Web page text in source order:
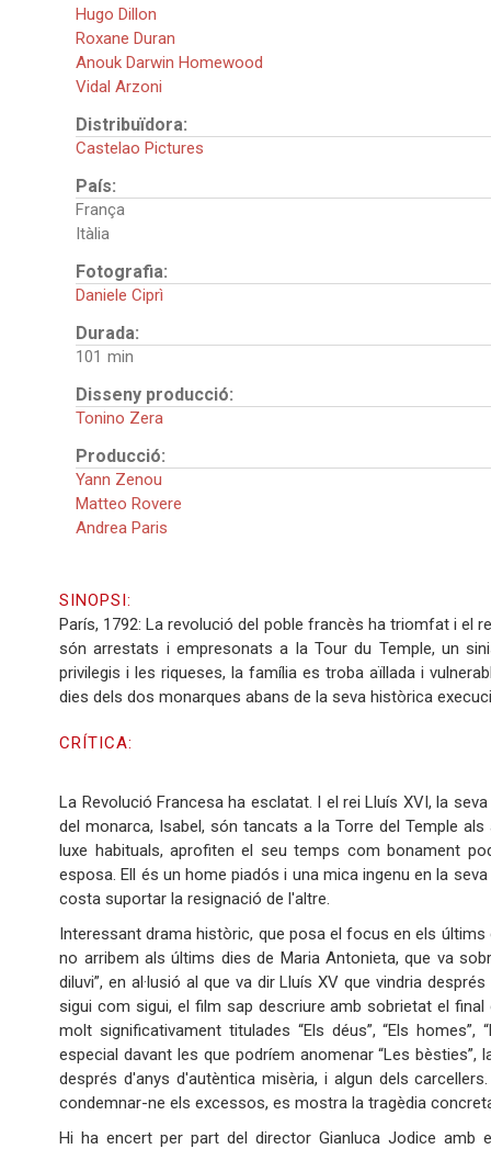
Hugo Dillon
Roxane Duran
Anouk Darwin Homewood
Vidal Arzoni
Distribuïdora:
Castelao Pictures
País:
França
Itàlia
Fotografia:
Daniele Ciprì
Durada:
101
Disseny producció:
Tonino Zera
Producció:
Yann Zenou
Matteo Rovere
Andrea Paris
SINOPSI:
París, 1792: La revolució del poble francès ha triomfat i el
són arrestats i empresonats a la Tour du Temple, un
privilegis i les riqueses, la família es troba aïllada i
dies dels dos monarques abans de la seva històrica
CRÍTICA:
La Revolució Francesa ha esclatat. I el rei Lluís XVI, la
del monarca, Isabel, són tancats a la Torre del Temple
luxe habituals, aprofiten el seu temps com bonament
esposa. Ell és un home piadós i una mica ingenu en la
costa suportar la resignació de l'altre.
Interessant drama històric, que posa el focus en els
no arribem als últims dies de Maria Antonieta, que va
diluvi”, en al·lusió al que va dir Lluís XV que vindria
sigui com sigui, el film sap descriure amb sobrietat el
molt significativament titulades “Els déus”, “Els
especial davant les que podríem anomenar “Les
després d'anys d'autèntica misèria, i algun dels
condemnar-ne els excessos, es mostra la tragèdia
Hi ha encert per part del director Gianluca Jodice amb